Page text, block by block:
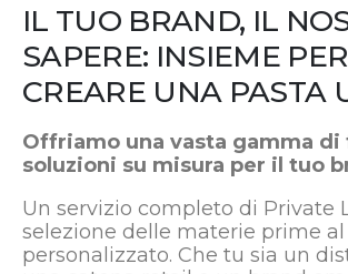
IL TUO BRAND, IL
SAPERE: INSIEME PER
CREARE UNA PASTA
Offriamo una vasta gamma
soluzioni su misura per il tuo
Un servizio completo di Private
selezione delle materie prime
personalizzato. Che tu sia un